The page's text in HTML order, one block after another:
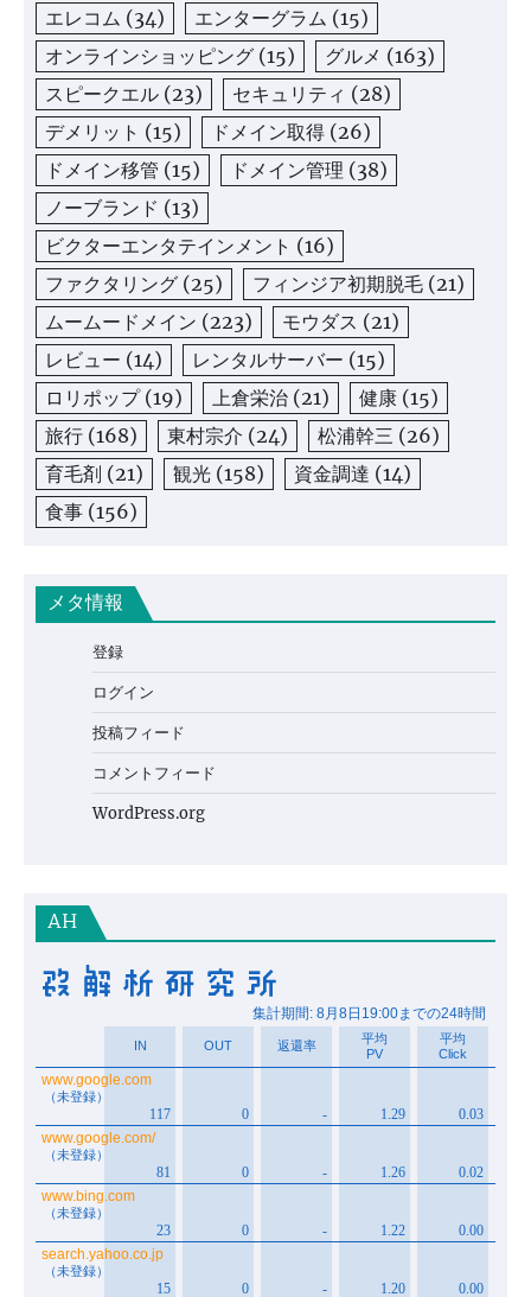
エレコム (34) エンターグラム (15)
オンラインショッピング (15) グルメ (163)
スピークエル (23) セキュリティ (28)
デメリット (15) ドメイン取得 (26)
ドメイン移管 (15) ドメイン管理 (38)
ノーブランド (13)
ビクターエンタテインメント (16)
ファクタリング (25) フィンジア初期脱毛 (21)
ムームードメイン (223) モウダス (21)
レビュー (14) レンタルサーバー (15)
ロリポップ(19) 上倉栄治 (21) 健康 (15)
旅行 (168) 東村宗介 (24) 松浦幹三 (26)
育毛剤 (21) 観光 (158) 資金調達 (14)
食事 (156)
メタ情報
登録
ログイン
投稿フィード
コメントフィード
WordPress.org
AH